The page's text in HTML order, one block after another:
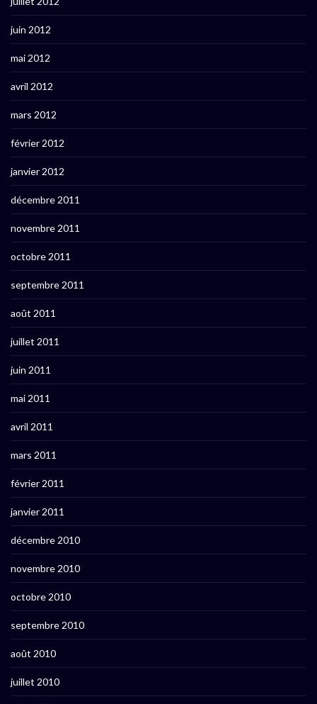
juin 2012
mai 2012
avril 2012
mars 2012
février 2012
janvier 2012
décembre 2011
novembre 2011
octobre 2011
septembre 2011
août 2011
juillet 2011
juin 2011
mai 2011
avril 2011
mars 2011
février 2011
janvier 2011
décembre 2010
novembre 2010
octobre 2010
septembre 2010
août 2010
juillet 2010